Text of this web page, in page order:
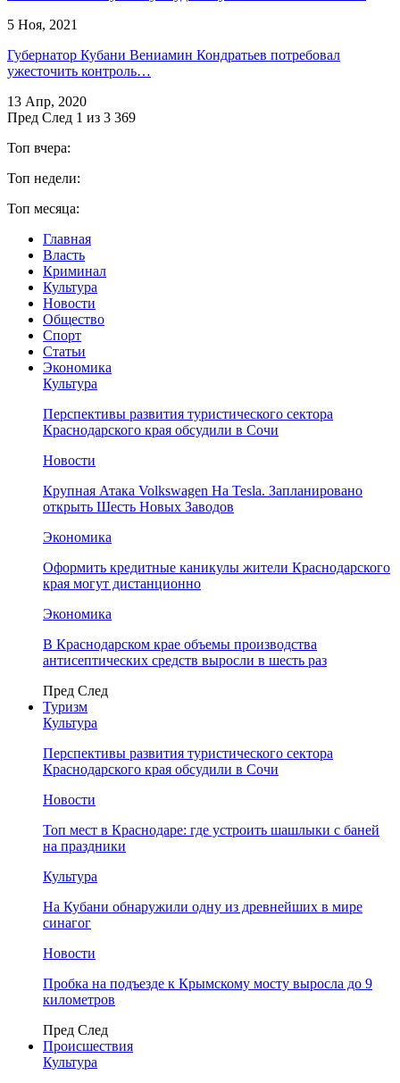
5 Ноя, 2021
Губернатор Кубани Вениамин Кондратьев потребовал
ужесточить контроль…
13 Апр, 2020
Пред След 1 из 3 369
Топ вчера:
Топ недели:
Топ месяца:
Главная
Власть
Криминал
Культура
Новости
Общество
Спорт
Статьи
Экономика
Культура
Перспективы развития туристического сектора
Краснодарского края обсудили в Сочи
Новости
Крупная Атака Volkswagen На Tesla. Запланировано
открыть Шесть Новых Заводов
Экономика
Оформить кредитные каникулы жители Краснодарского
края могут дистанционно
Экономика
В Краснодарском крае объемы производства
антисептических средств выросли в шесть раз
Пред След
Туризм
Культура
Перспективы развития туристического сектора
Краснодарского края обсудили в Сочи
Новости
Топ мест в Краснодаре: где устроить шашлыки с баней
на праздники
Культура
На Кубани обнаружили одну из древнейших в мире
синагог
Новости
Пробка на подъезде к Крымскому мосту выросла до 9
километров
Пред След
Происшествия
Культура